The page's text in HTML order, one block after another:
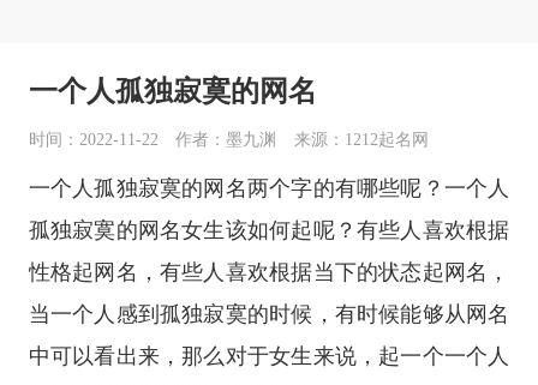
一个人孤独寂寞的网名
时间：2022-11-22 作者：墨九渊 来源：1212起名网
一个人孤独寂寞的网名两个字的有哪些呢？一个人
孤独寂寞的网名女生该如何起呢？有些人喜欢根据
性格起网名，有些人喜欢根据当下的状态起网名，
当一个人感到孤独寂寞的时候，有时候能够从网名
中可以看出来，那么对于女生来说，起一个一个人